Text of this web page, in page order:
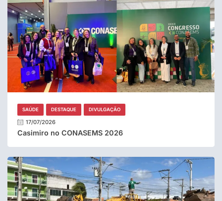
SAÚDE DESTAQUE DIVULGAÇÃO
17/07/2026
Casimiro no CONASEMS 2026